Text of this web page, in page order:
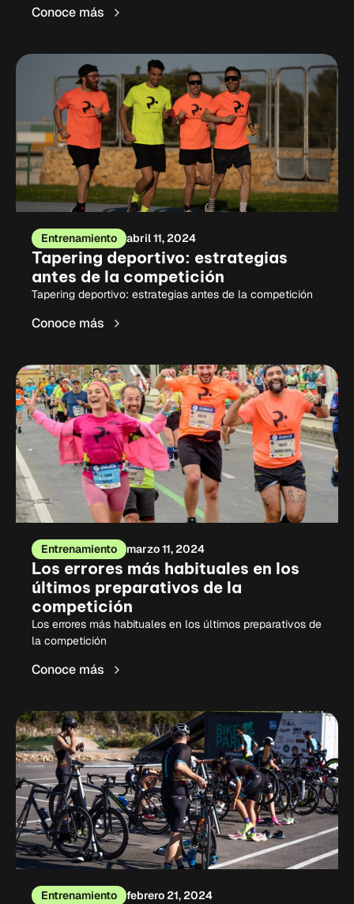
Conoce más
Entrenamiento abril 11, 2024
Tapering deportivo: estrategias
antes de la competición
Tapering deportivo: estrategias antes de la competición
Conoce más
Entrenamiento marzo 11, 2024
Los errores más habituales en los
últimos preparativos de la
competición
Los errores más habituales en los últimos preparativos de
la competición
Conoce más
Entrenamiento febrero 21, 2024